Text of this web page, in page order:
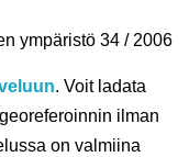
ympäristö 34 / 2006
. Voit ladata
ilman
on valmiina